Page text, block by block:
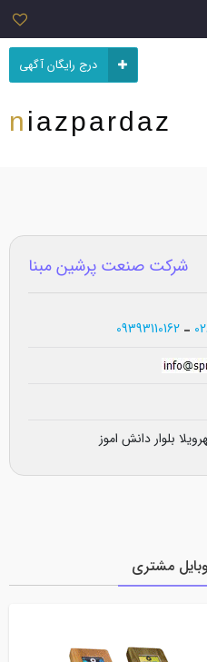
درج رایگان آگهی
niazpardaz
شرکت صنعت پرشین مبنا
09393110162
بلوار دانش اموز
مشتری